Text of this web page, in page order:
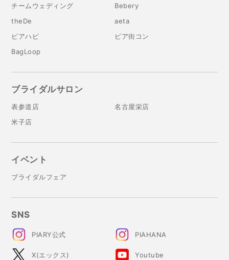
チームウェディング
Bebery
theDe
aeta
ピアハピ
ピア街コン
BagLoop
ブライダルサロン
表参道店
名古屋栄店
米子店
イベント
ブライダルフェア
SNS
PIARY公式 PIAHANA
X(エックス) Youtube